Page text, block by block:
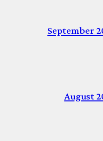
September
August